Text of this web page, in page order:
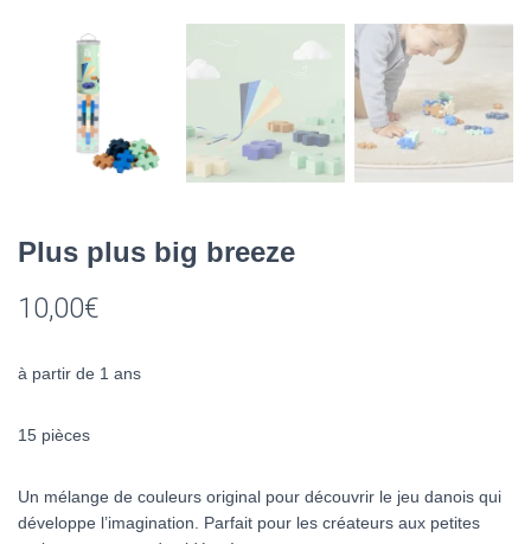
Plus plus big breeze
10,00€
à partir de 1 ans
15 pièces
Un mélange de couleurs original pour découvrir le jeu danois qui
développe l’imagination. Parfait pour les créateurs aux petites